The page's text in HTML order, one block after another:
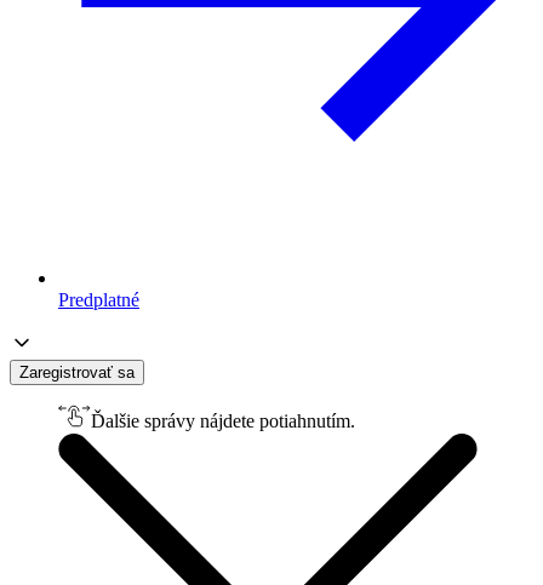
Predplatné
Zaregistrovať sa
Ďalšie správy nájdete potiahnutím.